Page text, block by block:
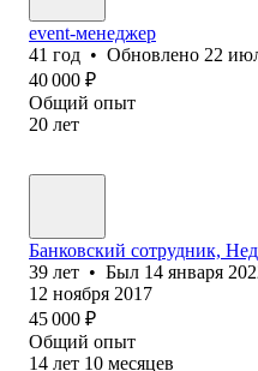
event-менеджер
41 год • Обновлено 22
40 000 ₽
Общий опыт
20 лет
Банковский сотрудник,
39 лет • Был 14 января
12 ноября 2017
45 000 ₽
Общий опыт
14 лет 10 месяцев